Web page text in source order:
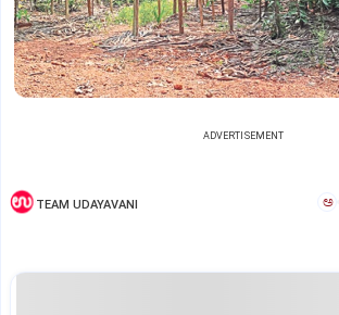
ADVERTISEMENT
TEAM UDAYAVANI ಅ